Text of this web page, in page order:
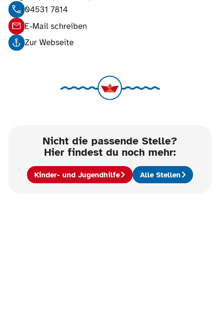
04531 7814
E-Mail schreiben
Zur Webseite
Nicht die passende Stelle?
Hier findest du noch mehr:
Kinder- und Jugendhilfe Alle Stellen